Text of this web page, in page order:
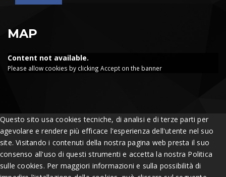
MAP
Content not available.
Please allow cookies by clicking Accept on the banner
Questo sito usa cookies tecniche, di analisi e di terze parti per
agevolare e rendere più efficace l'esperienza dell'utente nel suo
site. Visitando i contenuti della nostra pagina web presta il suo
consenso all'uso di questi strumenti e accetta la nostra Politica
sulle cookies. Per maggiori informazioni e sulla possibilità di